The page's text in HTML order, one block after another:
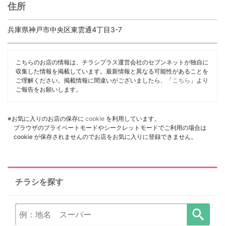
住所
兵庫県神戸市中央区東雲通4丁目3-7
こちらのお店の情報は、チラシプラス運営会社のセブンネットが独自に
収集した情報を掲載しています。最新情報と異なる可能性があることを
ご理解ください。掲載情報に間違いがございましたら、「 こちら 」より
ご報告をお願いします。
※お気に入りのお店の保存に cookie を利用しています。
ブラウザのプライベートモードやシークレットモードでご利用の場合は
cookie が保存されませんのでお店をお気に入りに登録できません。
チラシを探す